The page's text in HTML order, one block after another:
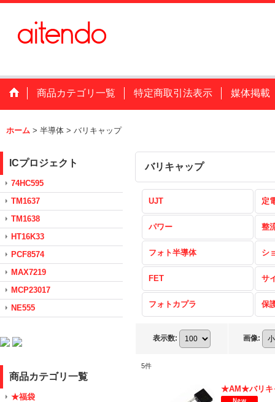
商品カテゴリ一覧 特定商取引法表示 媒体掲載
ホーム > 半導体 > バリキャップ
ICプロジェクト
74HC595
TM1637
TM1638
HT16K33
PCF8574
MAX7219
MCP23017
NE555
商品カテゴリ一覧
★福袋
バリキャップ
UJT 定
パワー 整
フォト半導体 シ
FET サ
フォトカプラ 保
表示数: 画像:
5件
★AM★バリキ